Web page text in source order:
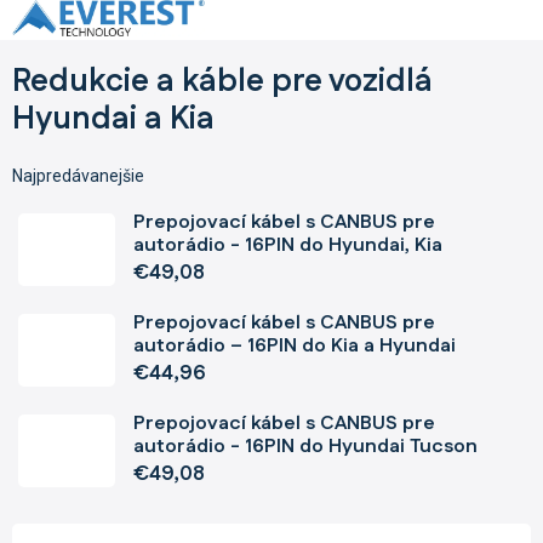
Prejsť
na
Redukcie a káble pre vozidlá
Hyundai a Kia
Najpredávanejšie
Prepojovací kábel s CANBUS pre
autorádio - 16PIN do Hyundai, Kia
€49,08
Prepojovací kábel s CANBUS pre
autorádio – 16PIN do Kia a Hyundai
€44,96
Prepojovací kábel s CANBUS pre
autorádio - 16PIN do Hyundai Tucson
€49,08